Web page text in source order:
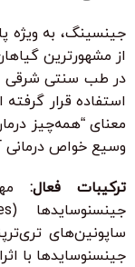
جینسینگ، به ویژه
از مشهورترین
در طب سنتی شرقی
معنای “همه‌چیز
وسیع خواص
ترکیبات فعال:
ساپونین‌های
جینسنوسایدها با